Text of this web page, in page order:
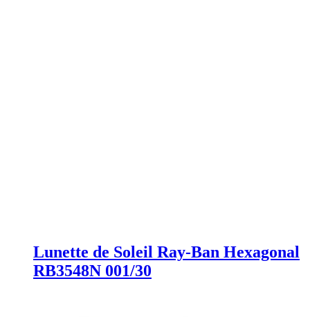
Lunette de Soleil Ray-Ban Hexagonal
RB3548N 001/30